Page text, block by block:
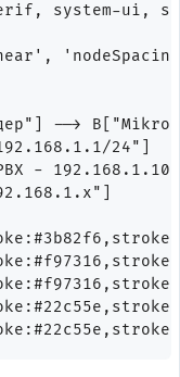
system-ui,
-->
24"]
-